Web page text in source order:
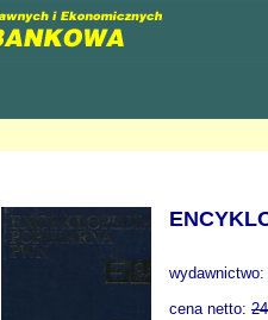
wydawnictwo:
cena netto: